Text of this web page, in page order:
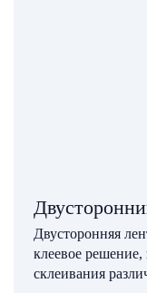
Двусторонняя
клеевое решение,
склеивания